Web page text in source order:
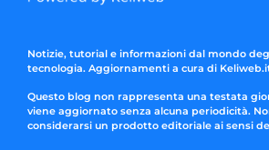
Notizie, tutorial e informazioni dal mondo
tecnologia. Aggiornamenti a cura di
Questo blog non rappresenta una testata
viene aggiornato senza alcuna periodicità.
considerarsi un prodotto editoriale ai sensi